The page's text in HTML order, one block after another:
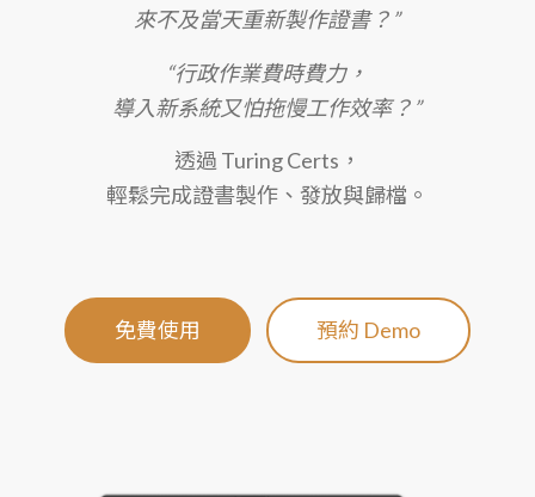
來不及當天重新製作證書？”
“行政作業費時費力，
導入新系統又怕拖慢工作效率？”
透過 Turing Certs，
輕鬆完成證書製作、發放與歸檔。
免費使用 預約 Demo